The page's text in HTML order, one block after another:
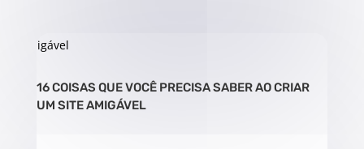
16 COISAS QUE VOCÊ PRECISA SABER AO CRIAR
UM SITE AMIGÁVEL